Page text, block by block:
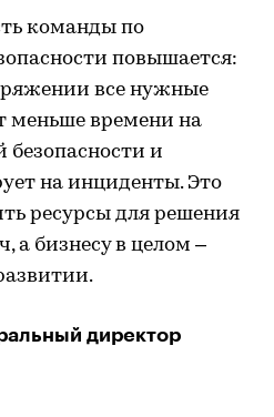
команды по
повышается:
все нужные
меньше времени на
безопасности и
на инциденты. Это
ресурсы для решения
а бизнесу в целом –
директор